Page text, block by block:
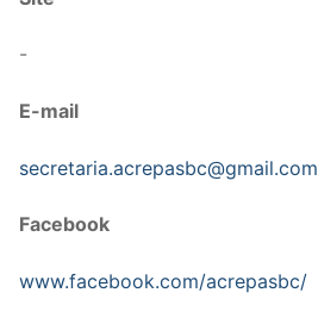
-
E-mail
secretaria.acrepasbc@gmail.com
Facebook
www.facebook.com/acrepasbc/